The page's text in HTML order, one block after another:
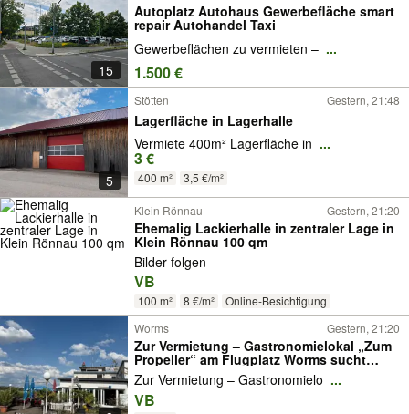
15
Autoplatz Autohaus Gewerbefläche smart
repair Autohandel Taxi
Gewerbeflächen zu vermieten – ...
1.500 €
5
Stötten Gestern, 21:48
Lagerfläche in Lagerhalle
Vermiete 400m² Lagerfläche in ...
3 €
400 m² 3,5 €/m²
Klein Rönnau Gestern, 21:20
Ehemalig Lackierhalle in zentraler Lage in
Klein Rönnau 100 qm
Bilder folgen
VB
100 m² 8 €/m² Online-Besichtigung
Worms Gestern, 21:20
Zur Vermietung – Gastronomielokal „Zum
Propeller“ am Flugplatz Worms sucht
neuen Pächter!
Zur Vermietung – Gastronomielo ...
VB